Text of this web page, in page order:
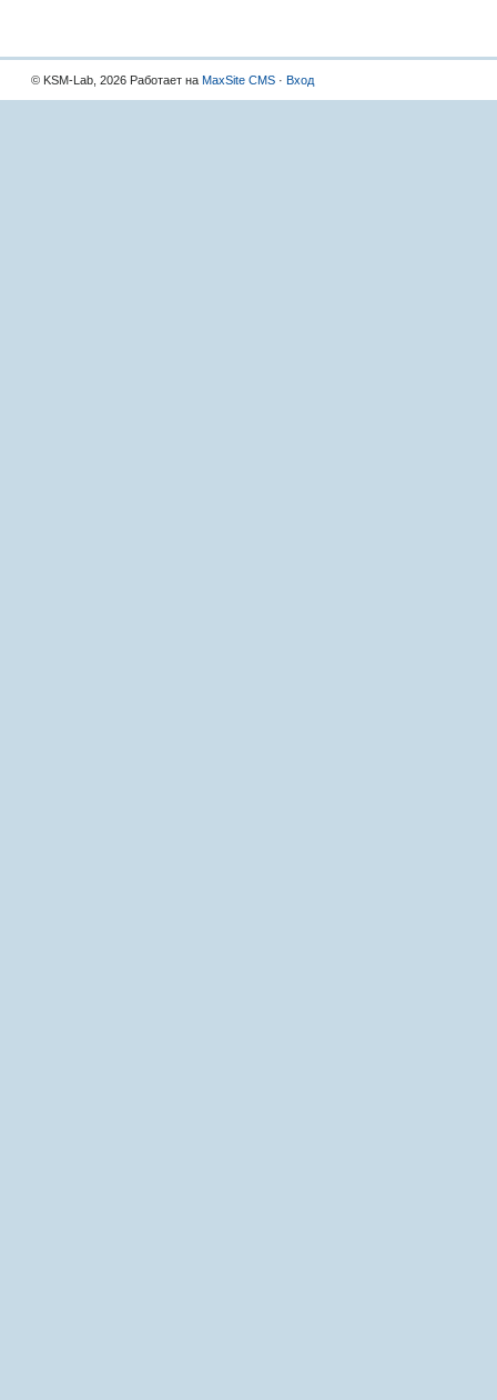
© KSM-Lab, 2026 Работает на MaxSite CMS · Вход